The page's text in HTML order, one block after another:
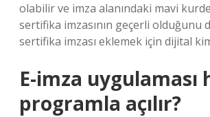
olabilir ve imza alanındaki mavi
sertifika imzasının geçerli olduğunu
sertifika imzası eklemek için dijital
E-imza uygulaması
programla açılır?